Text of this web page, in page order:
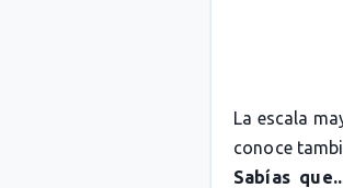
La escala
conoce
Sabías